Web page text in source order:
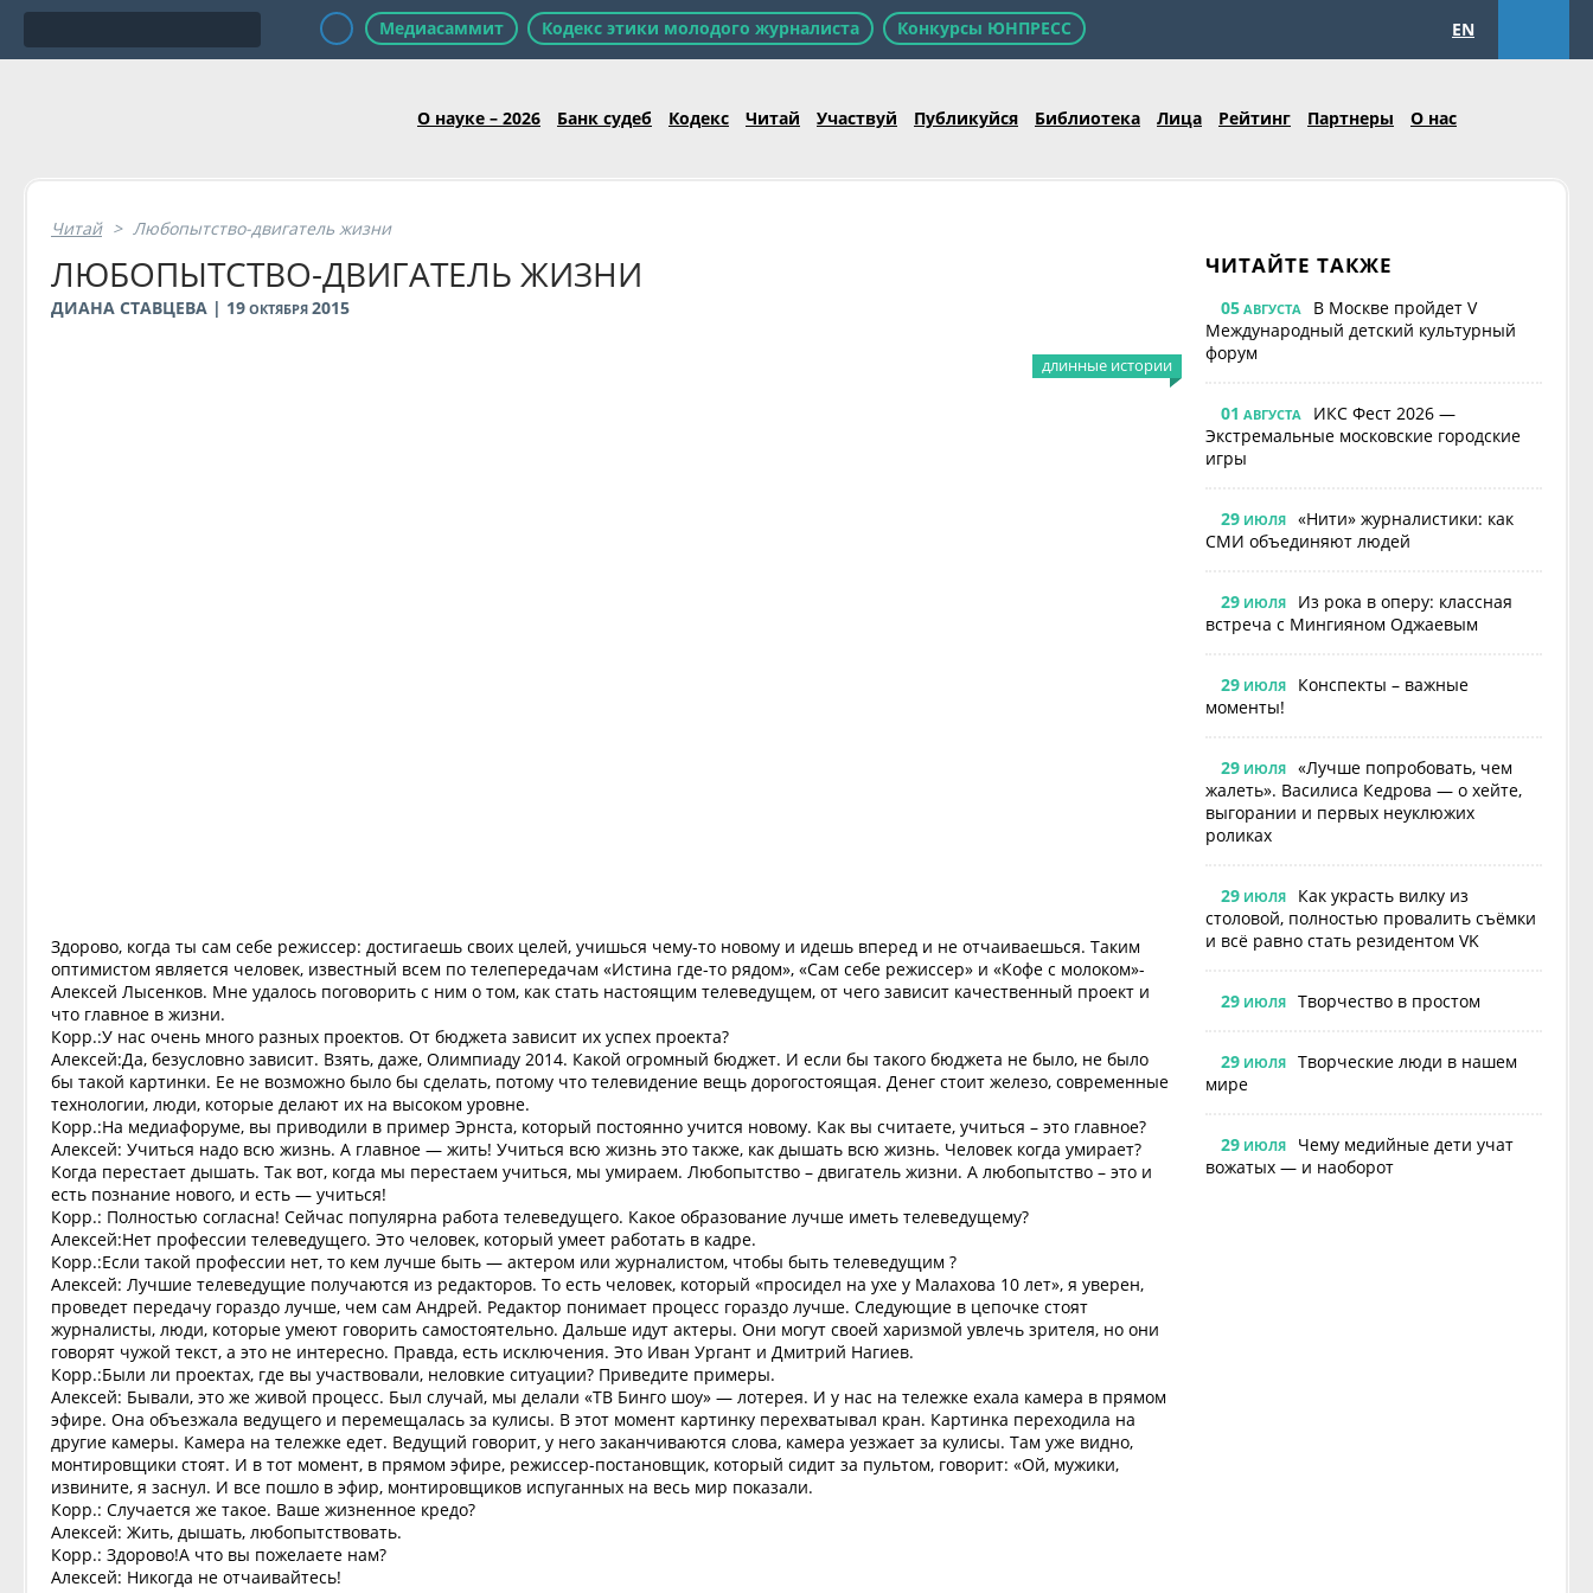
Медиасаммит Кодекс этики молодого журналиста Конкурсы ЮНПРЕСС EN
О науке – 2026 Банк судеб Кодекс Читай Участвуй Публикуйся Библиотека Лица Рейтинг Партнеры О нас
Читай > Любопытство-двигатель жизни
ЛЮБОПЫТСТВО-ДВИГАТЕЛЬ ЖИЗНИ
ДИАНА СТАВЦЕВА | 19 ОКТЯБРЯ 2015
длинные истории
Здорово, когда ты сам себе режиссер: достигаешь своих целей, учишься чему-то новому и идешь вперед и не отчаиваешься. Таким
оптимистом является человек, известный всем по телепередачам «Истина где-то рядом», «Сам себе режиссер» и «Кофе с молоком»-
Алексей Лысенков. Мне удалось поговорить с ним о том, как стать настоящим телеведущем, от чего зависит качественный проект и
что главное в жизни.
Корр.:У нас очень много разных проектов. От бюджета зависит их успех проекта?
Алексей:Да, безусловно зависит. Взять, даже, Олимпиаду 2014. Какой огромный бюджет. И если бы такого бюджета не было, не было
бы такой картинки. Ее не возможно было бы сделать, потому что телевидение вещь дорогостоящая. Денег стоит железо, современные
технологии, люди, которые делают их на высоком уровне.
Корр.:На медиафоруме, вы приводили в пример Эрнста, который постоянно учится новому. Как вы считаете, учиться – это главное?
Алексей: Учиться надо всю жизнь. А главное — жить! Учиться всю жизнь это также, как дышать всю жизнь. Человек когда умирает?
Когда перестает дышать. Так вот, когда мы перестаем учиться, мы умираем. Любопытство – двигатель жизни. А любопытство – это и
есть познание нового, и есть — учиться!
Корр.: Полностью согласна! Сейчас популярна работа телеведущего. Какое образование лучше иметь телеведущему?
Алексей:Нет профессии телеведущего. Это человек, который умеет работать в кадре.
Корр.:Если такой профессии нет, то кем лучше быть — актером или журналистом, чтобы быть телеведущим ?
Алексей: Лучшие телеведущие получаются из редакторов. То есть человек, который «просидел на ухе у Малахова 10 лет», я уверен,
проведет передачу гораздо лучше, чем сам Андрей. Редактор понимает процесс гораздо лучше. Следующие в цепочке стоят
журналисты, люди, которые умеют говорить самостоятельно. Дальше идут актеры. Они могут своей харизмой увлечь зрителя, но они
говорят чужой текст, а это не интересно. Правда, есть исключения. Это Иван Ургант и Дмитрий Нагиев.
Корр.:Были ли проектах, где вы участвовали, неловкие ситуации? Приведите примеры.
Алексей: Бывали, это же живой процесс. Был случай, мы делали «ТВ Бинго шоу» — лотерея. И у нас на тележке ехала камера в прямом
эфире. Она объезжала ведущего и перемещалась за кулисы. В этот момент картинку перехватывал кран. Картинка переходила на
другие камеры. Камера на тележке едет. Ведущий говорит, у него заканчиваются слова, камера уезжает за кулисы. Там уже видно,
монтировщики стоят. И в тот момент, в прямом эфире, режиссер-постановщик, который сидит за пультом, говорит: «Ой, мужики,
извините, я заснул. И все пошло в эфир, монтировщиков испуганных на весь мир показали.
Корр.: Случается же такое. Ваше жизненное кредо?
Алексей: Жить, дышать, любопытствовать.
Корр.: Здорово!А что вы пожелаете нам?
Алексей: Никогда не отчаивайтесь!
ЧИТАЙТЕ ТАКЖЕ
05АВГУСТА
В Москве пройдет V
Международный детский культурный
форум
01 АВГУСТА
ИКС Фест 2026 —
Экстремальные московские городские
игры
29ИЮЛЯ
«Нити» журналистики: как
СМИ объединяют людей
29ИЮЛЯ
Из рока в оперу: классная
встреча с Мингияном Оджаевым
29ИЮЛЯ
Конспекты – важные
моменты!
29ИЮЛЯ
«Лучше попробовать, чем
жалеть». Василиса Кедрова — о хейте,
выгорании и первых неуклюжих
роликах
29ИЮЛЯ
Как украсть вилку из
столовой, полностью провалить съёмки
и всё равно стать резидентом VK
29ИЮЛЯ Творчество в простом
29ИЮЛЯ
Творческие люди в нашем
мире
29ИЮЛЯ
Чему медийные дети учат
вожатых — и наоборот